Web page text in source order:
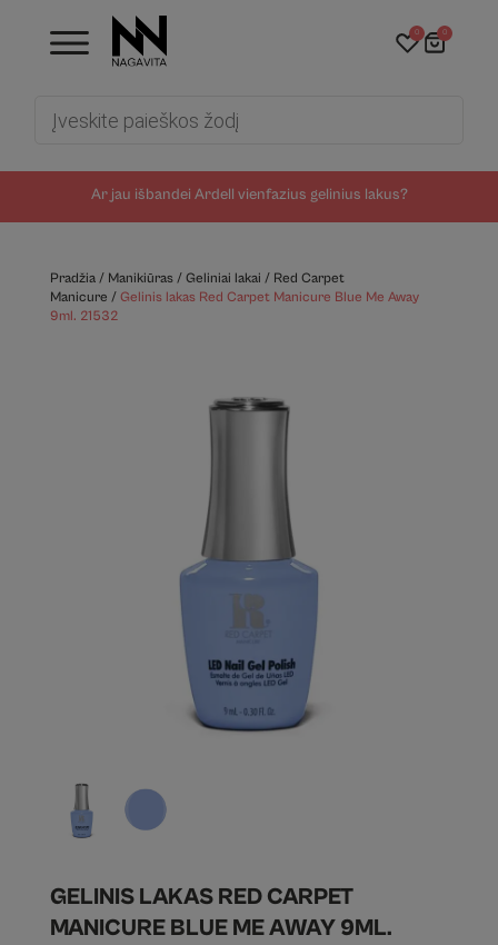
Ar jau išbandei Ardell vienfazius gelinius lakus?
0 0
Pradžia/ Manikiūras/ Geliniai lakai / Red Carpet
Manicure / Gelinis lakas Red Carpet Manicure Blue Me Away
9ml. 21532
GELINIS LAKAS RED CARPET
MANICURE BLUE ME AWAY 9ML.